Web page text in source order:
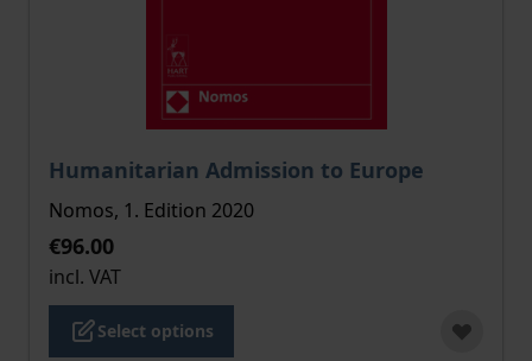
Humanitarian Admission to Europe
The price depends on the options chosen on the
Nomos, 1. Edition 2020
€96.00
incl. VAT
Select options